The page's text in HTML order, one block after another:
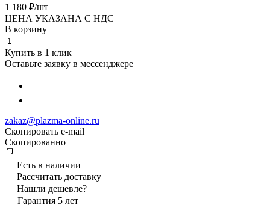
1 180 ₽/шт
ЦЕНА УКАЗАНА С НДС
В корзину
Купить в 1 клик
Оставьте заявку в мессенджере
zakaz@plazma-online.ru
Скопировать e-mail
Cкопированно
Есть в наличии
Рассчитать доставку
Нашли дешевле?
Гарантия 5 лет